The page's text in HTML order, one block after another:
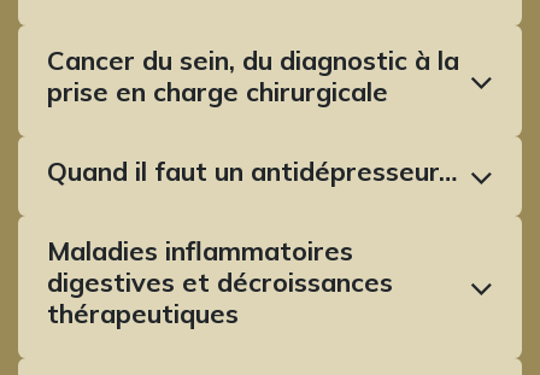
Cancer du sein, du diagnostic à la
prise en charge chirurgicale
Quand il faut un antidépresseur…
Maladies inflammatoires
digestives et décroissances
thérapeutiques